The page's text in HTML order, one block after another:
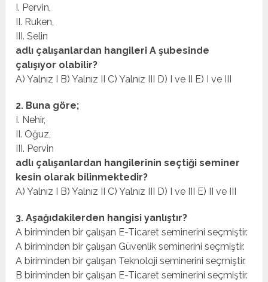
I. Pervin,
II. Ruken,
III. Selin
adlı çalışanlardan hangileri A şubesinde
çalışıyor olabilir?
A) Yalnız I B) Yalnız II C) Yalnız III D) I ve II E) I ve III
2. Buna göre;
I. Nehir,
II. Oğuz,
III. Pervin
adlı çalışanlardan hangilerinin seçtiği seminer
kesin olarak bilinmektedir?
A) Yalnız I B) Yalnız II C) Yalnız III D) I ve III E) II ve III
3. Aşağıdakilerden hangisi yanlıştır?
A biriminden bir çalışan E-Ticaret seminerini seçmiştir.
A biriminden bir çalışan Güvenlik seminerini seçmiştir.
A biriminden bir çalışan Teknoloji seminerini seçmiştir.
B biriminden bir çalışan E-Ticaret seminerini seçmiştir.